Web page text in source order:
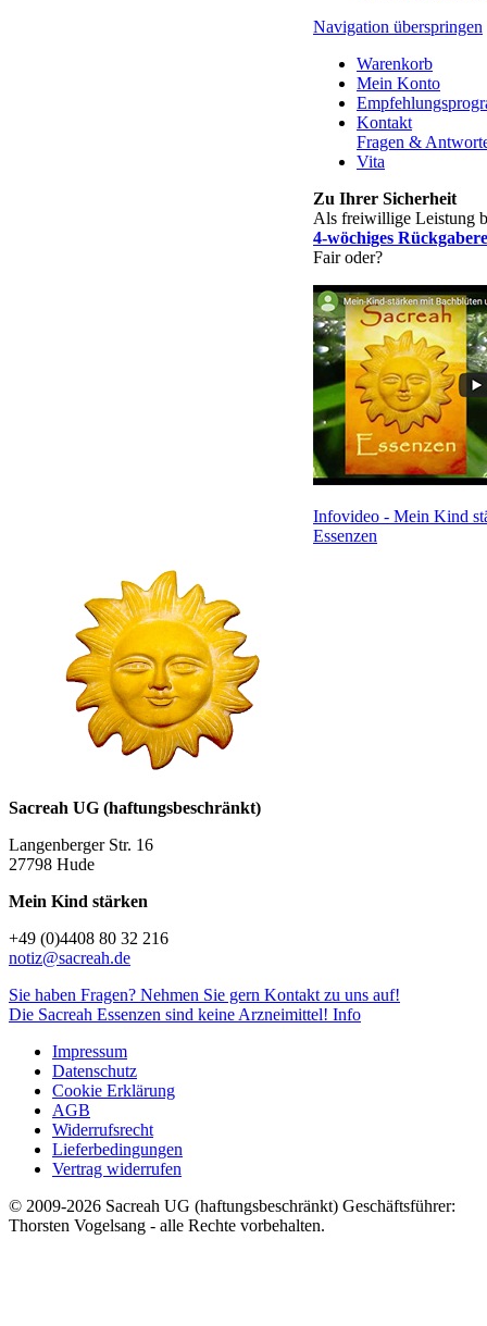
Navigation überspringen
Warenkorb
Mein Konto
Kontakt
Fragen &
Vita
Zu Ihrer Sicherheit
Als freiwillige Leistung
4-wöchiges
Fair oder?
Infovideo - Mein Kind
Essenzen
Sacreah UG (haftungsbeschränkt)
Langenberger Str. 16
27798 Hude
Mein Kind stärken
+49 (0)4408 80 32 216
notiz@sacreah.de
Sie haben Fragen? Nehmen Sie gern Kontakt zu uns auf!
Die Sacreah Essenzen sind keine Arzneimittel! Info
Impressum
Datenschutz
Cookie Erklärung
AGB
Widerrufsrecht
Lieferbedingungen
Vertrag widerrufen
© 2009-2026 Sacreah UG (haftungsbeschränkt) Geschäftsführer:
Thorsten Vogelsang - alle Rechte vorbehalten.